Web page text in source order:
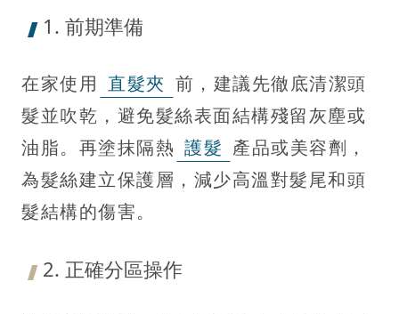
1. 前期準備
在家使用 直髮夾 前，建議先徹底清潔頭
髮並吹乾，避免髮絲表面結構殘留灰塵或
油脂。再塗抹隔熱 護髮 產品或美容劑，
為髮絲建立保護層，減少高溫對髮尾和頭
髮結構的傷害。
2. 正確分區操作